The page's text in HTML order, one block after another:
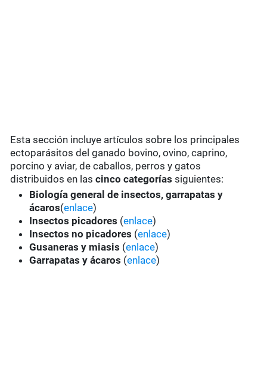
Esta sección incluye artículos sobre los principales
ectoparásitos del ganado bovino, ovino, caprino,
porcino y aviar, de caballos, perros y gatos
distribuidos en lascinco categorías siguientes:
Biología general de insectos, garrapatas y
ácaros(enlace)
Insectos picadores (enlace)
Insectos no picadores (enlace)
Gusaneras y miasis (enlace)
Garrapatas y ácaros (enlace)